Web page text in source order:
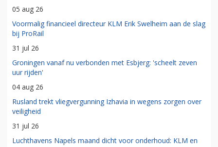
05 aug 26
Voormalig financieel directeur KLM Erik Swelheim aan de slag
bij ProRail
31 jul 26
Groningen vanaf nu verbonden met Esbjerg: 'scheelt zeven
uur rijden'
04 aug 26
Rusland trekt vliegvergunning Izhavia in wegens zorgen over
veiligheid
31 jul 26
Luchthavens Napels maand dicht voor onderhoud: KLM en